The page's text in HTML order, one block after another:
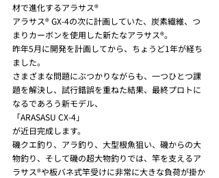
材で進化するアラサス®
アラサス® GX-4の次に計画していた、炭素繊維、つ
まりカーボンを使用した新たなアラサス®。
昨年5月に開発を計画してから、ちょうど1年が経ち
ました。
さまざまな問題にぶつかりながらも、一つひとつ課
題を解決し、試行錯誤を重ねた結果、最終プロトに
なるであろう新モデル、
「ARASASU CX-4」
が近日完成します。
磯クエ釣り、アラ釣り、大型根魚狙い、磯からの大
物釣り、そして磯の超大物釣りでは、竿を支えるア
ラサス®や板バネ式竿受けに非常に大きな負荷が掛か